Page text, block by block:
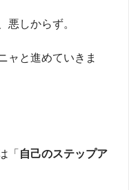
悪しからず。
ャと進めていきま
「 自己のステップア